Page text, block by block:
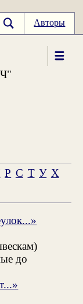
Авторы
Р С Т У Х
до